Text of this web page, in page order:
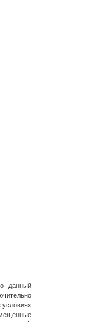
данный
условиях